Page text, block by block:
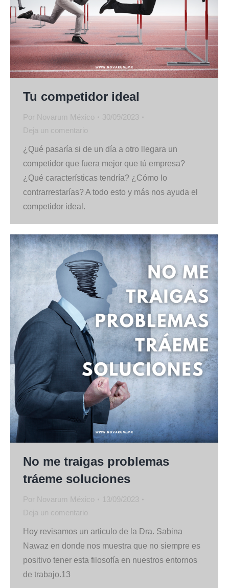
Tu competidor ideal
Por Novarum México
30/09/2023
Deja un comentario
¿Qué pasaría si de un día a otro llegara un
competidor que fuera mejor que tú empresa?
¿Qué características tendría? ¿Cómo lo
contrarrestarías? A todo esto y más nos ayuda el
competidor ideal.
No me traigas problemas
tráeme soluciones
Por Novarum México
13/09/2023
Deja un comentario
Hoy revisamos un articulo de la Dra. Sabina
Nawaz en donde nos muestra que no siempre es
positivo tener esta filosofía en nuestros entornos
de trabajo.13